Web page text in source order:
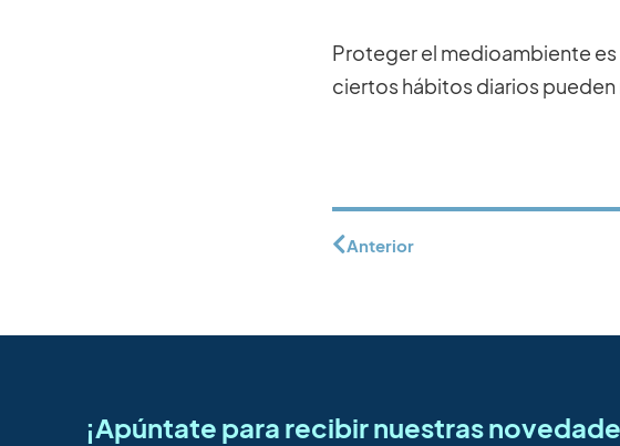
Proteger el medioambiente
ciertos hábitos diarios pueden
Anterior
¡Apúntate para recibir nuestras